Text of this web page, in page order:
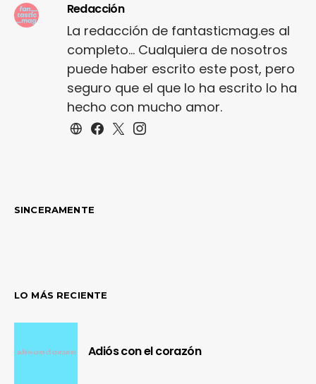
Redacción
La redacción de fantasticmag.es al
completo... Cualquiera de nosotros
puede haber escrito este post, pero
seguro que el que lo ha escrito lo ha
hecho con mucho amor.
SINCERAMENTE
LO MÁS RECIENTE
Adiós con el corazón